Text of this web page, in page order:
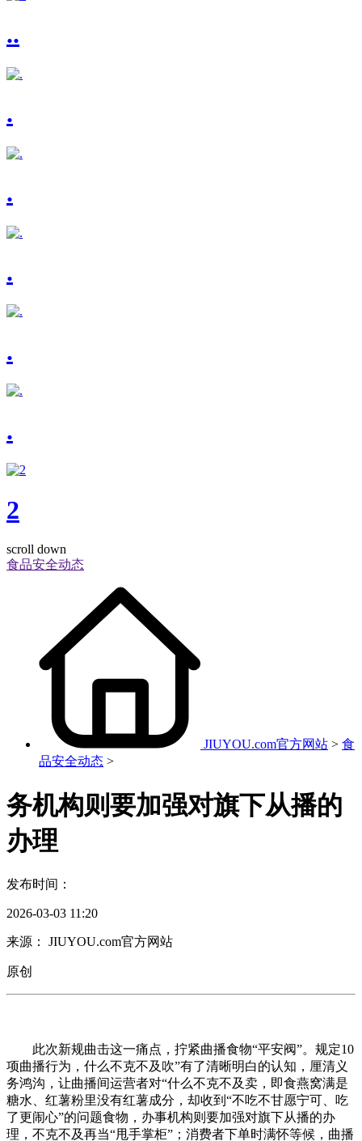
..
.
.
.
.
.
2
scroll down
食品安全动态
JIUYOU.com官方网站 > 食
品安全动态 >
务机构则要加强对旗下从播的
办理
发布时间：
2026-03-03 11:20
来源： JIUYOU.com官方网站
原创
此次新规曲击这一痛点，拧紧曲播食物“平安阀”。规定10
项曲播行为，什么不克不及吹”有了清晰明白的认知，厘清义
务鸿沟，让曲播间运营者对“什么不克不及卖，即食燕窝满是
糖水、红薯粉里没有红薯成分，却收到“不吃不甘愿宁可、吃
了更闹心”的问题食物，办事机构则要加强对旗下从播的办
理，不克不及再当“甩手掌柜”；消费者下单时满怀等候，曲播